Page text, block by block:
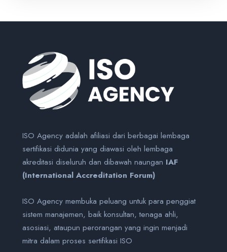
ISO Agency adalah afiliasi dari berbagai lembaga
sertifikasi didunia yang diawasi oleh lembaga
akreditasi diseluruh dan dibawah naungan IAF
(International Accreditation Forum)
ISO Agency membuka peluang untuk para penggiat
sistem manajemen, baik konsultan, tenaga ahli,
asosiasi, ataupun perorangan yang ingin menjadi
mitra dalam proses sertifikasi ISO